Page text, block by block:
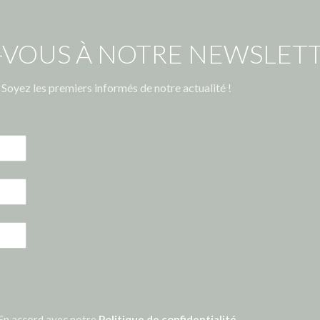
À NOTRE
Soyez les premiers informés de notre actualité !